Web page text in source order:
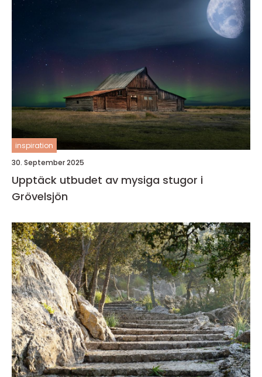
inspiration
30. September 2025
Upptäck utbudet av mysiga stugor i
Grövelsjön